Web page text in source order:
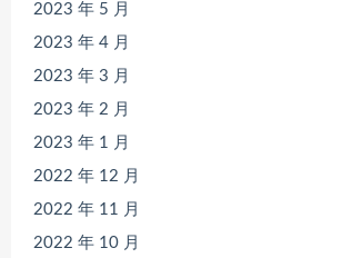
2023 年 5 月
2023 年 4 月
2023 年 3 月
2023 年 2 月
2023 年 1 月
2022 年 12 月
2022 年 11 月
2022 年 10 月